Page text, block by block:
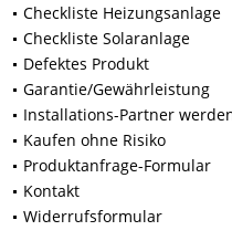
Checkliste Heizungsanlage
Checkliste Solaranlage
Defektes Produkt
Garantie/Gewährleistung
Installations-Partner
Kaufen ohne Risiko
Produktanfrage-Formular
Kontakt
Widerrufsformular